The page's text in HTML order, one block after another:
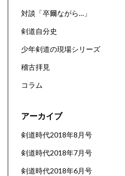
対談「卒爾ながら…」
剣道自分史
少年剣道の現場シリーズ
稽古拝見
コラム
アーカイブ
剣道時代2018年8月号
剣道時代2018年7月号
剣道時代2018年6月号